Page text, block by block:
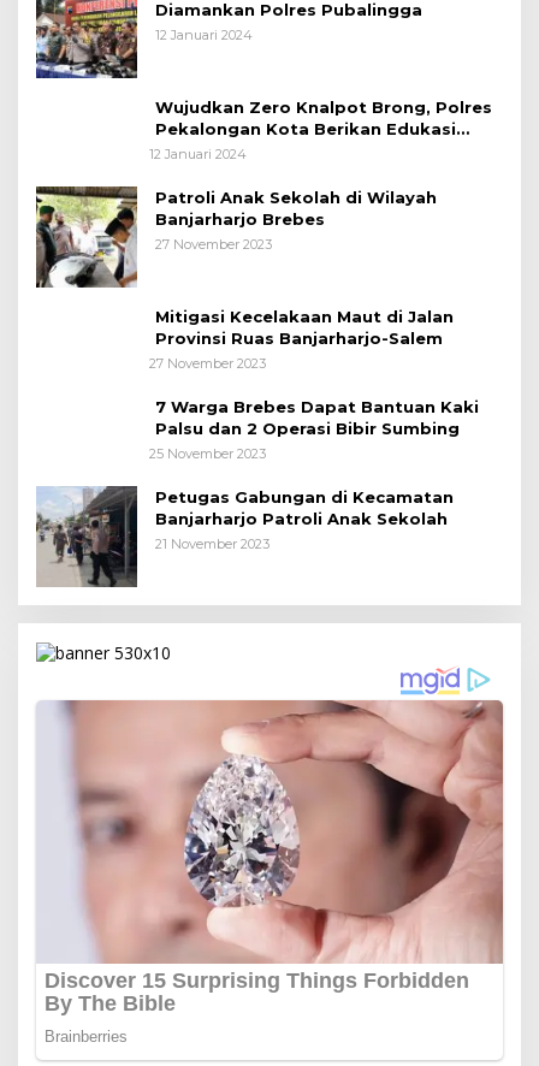
Diamankan Polres Pubalingga
12 Januari 2024
Wujudkan Zero Knalpot Brong, Polres
Pekalongan Kota Berikan Edukasi
Kepada Pelajar
12 Januari 2024
Patroli Anak Sekolah di Wilayah
Banjarharjo Brebes
27 November 2023
Mitigasi Kecelakaan Maut di Jalan
Provinsi Ruas Banjarharjo-Salem
27 November 2023
7 Warga Brebes Dapat Bantuan Kaki
Palsu dan 2 Operasi Bibir Sumbing
25 November 2023
Petugas Gabungan di Kecamatan
Banjarharjo Patroli Anak Sekolah
21 November 2023